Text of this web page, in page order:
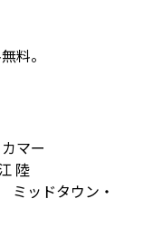
料。
マー
陸
ッドタウン・